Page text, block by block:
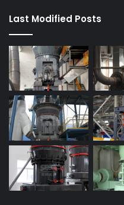
Last Modified Posts